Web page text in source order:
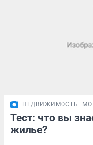
НЕДВИЖИМОСТЬ
Тест: что вы
жилье?